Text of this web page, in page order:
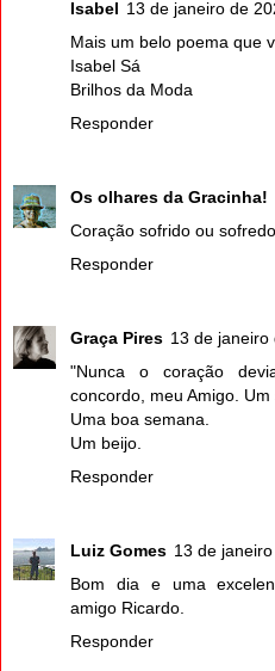
Isabel 13 de janeiro de
Mais um belo poema que
Isabel Sá
Brilhos da Moda
Responder
Os olhares da Gracinha!
Coração sofrido ou
Responder
Graça Pires 13 de janeiro
"Nunca o coração
concordo, meu Amigo.
Uma boa semana.
Um beijo.
Responder
Luiz Gomes 13 de
Bom dia e uma
amigo Ricardo.
Responder